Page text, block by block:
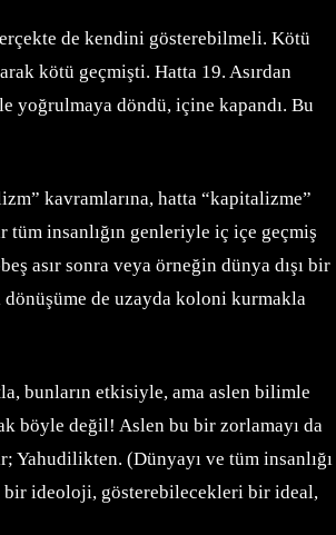
de kendini gösterebilmeli. Kötü
kötü geçmişti. Hatta 19. Asırdan
yoğrulmaya döndü, içine kapandı. Bu
kavramlarına, hatta “kapitalizme”
insanlığın genleriyle iç içe geçmiş
asır sonra veya örneğin dünya dışı bir
de uzayda koloni kurmakla
bunların etkisiyle, ama aslen bilimle
böyle değil! Aslen bu bir zorlamayı da
(Dünyayı ve tüm insanlığı
bir ideoloji, gösterebilecekleri bir ideal,